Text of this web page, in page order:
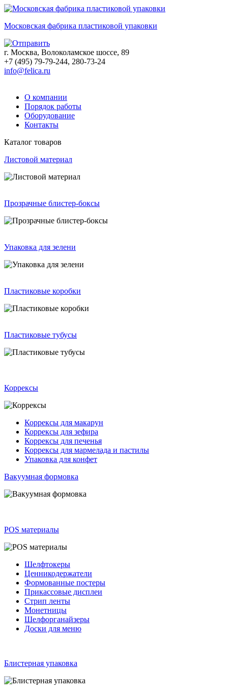
Московская фабрика пластиковой упаковки
г. Москва, Волоколамское шоссе, 89
+7 (495) 79-79-244, 280-73-24
info@felica.ru
О компании
Порядок работы
Оборудование
Контакты
Каталог товаров
Листовой материал
Прозрачные блистер-боксы
Упаковка для зелени
Пластиковые коробки
Пластиковые тубусы
Коррексы
Коррексы для макарун
Коррексы для зефира
Коррексы для печенья
Коррексы для мармелада и пастилы
Упаковка для конфет
Вакуумная формовка
POS материалы
Шелфтокеры
Ценникодержатели
Формованные постеры
Прикассовые дисплеи
Стрип ленты
Монетницы
Шелфорганайзеры
Доски для меню
Блистерная упаковка